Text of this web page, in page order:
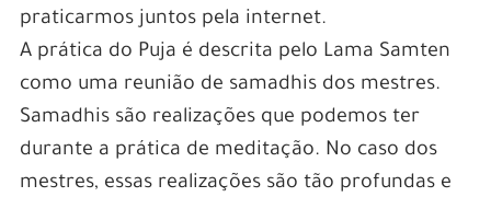
praticarmos juntos pela internet.
A prática do Puja é descrita pelo Lama Samten
como uma reunião de samadhis dos mestres.
Samadhis são realizações que podemos ter
durante a prática de meditação. No caso dos
mestres, essas realizações são tão profundas e